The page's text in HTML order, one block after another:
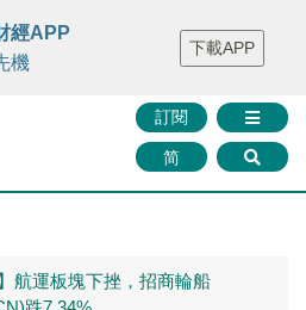
FINMETA 財華證券 媒體矩陣
智庫沙龍
聯絡我們
訂閱
简
經APP
機
下載APP
航運板塊下挫，招商輪船